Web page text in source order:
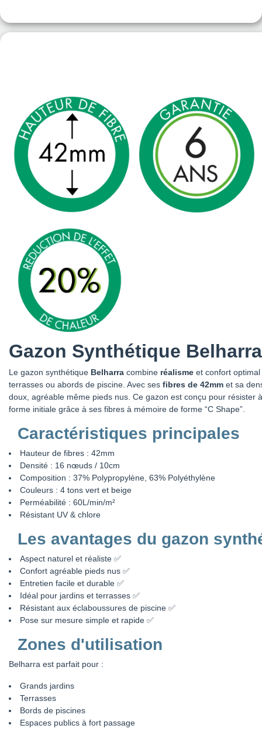
Gazon Synthétique
Le gazon synthétique Belharra combine réalisme et confort
terrasses ou abords de piscine. Avec ses fibres de 42mm et sa
doux, agréable même pieds nus. Ce gazon est conçu pour résister
forme initiale grâce à ses fibres à mémoire de forme “C Shape”.
Caractéristiques principales
Hauteur de fibres : 42mm
Densité : 16 nœuds / 10cm
Composition : 37% Polypropylène, 63% Polyéthylène
Couleurs : 4 tons vert et beige
Perméabilité : 60L/min/m²
Résistant UV & chlore
Les avantages du gazon
Aspect naturel et réaliste ✅
Confort agréable pieds nus ✅
Entretien facile et durable ✅
Idéal pour jardins et terrasses ✅
Résistant aux éclaboussures de piscine ✅
Pose sur mesure simple et rapide ✅
Zones d'utilisation
Belharra est parfait pour :
Grands jardins
Terrasses
Bords de piscines
Espaces publics à fort passage